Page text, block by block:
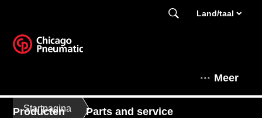
Land/taal
Meer
Producten Parts and service
Startpagina